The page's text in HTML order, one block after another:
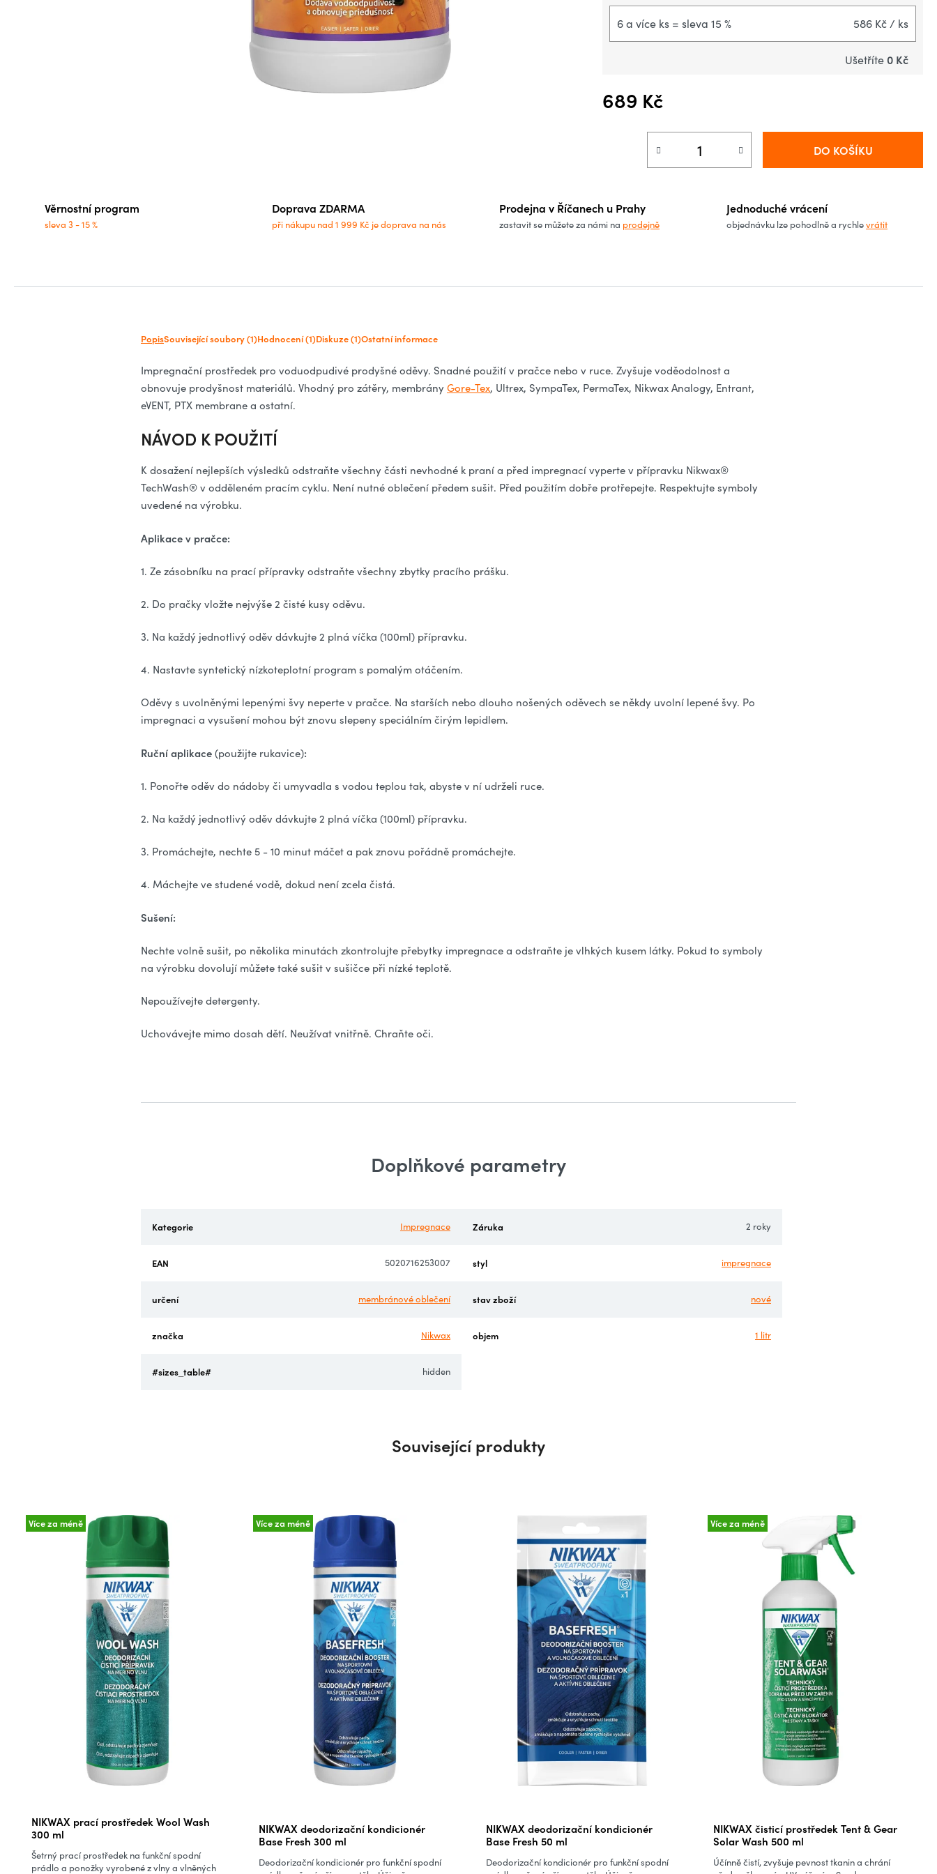
6 a více ks = sleva 15 % 586 Kč / ks
Ušetříte 0 Kč
689 Kč
DO KOŠÍKU
Věrnostní program
sleva 3 - 15 %
Doprava ZDARMA
při nákupu nad 1 999 Kč je doprava na nás
Prodejna v Říčanech u Prahy
zastavit se můžete za námi na prodejně
Jednoduché vrácení
objednávku lze pohodlně a rychlevrátit
PopisSouvisející soubory (1)Hodnocení (1)Diskuze (1)Ostatní informace
Impregnační prostředek pro voduodpudivé prodyšné oděvy. Snadné použití v pračce nebo v ruce. Zvyšuje voděodolnost a
obnovuje prodyšnost materiálů. Vhodný pro zátěry, membrány Gore-Tex, Ultrex, SympaTex, PermaTex, Nikwax Analogy, Entrant,
eVENT, PTX membrane a ostatní.
NÁVOD K POUŽITÍ
K dosažení nejlepších výsledků odstraňte všechny části nevhodné k praní a před impregnací vyperte v přípravku Nikwax®
TechWash® v odděleném pracím cyklu. Není nutné oblečení předem sušit. Před použitím dobře protřepejte. Respektujte symboly
uvedené na výrobku.
Aplikace v pračce:
1. Ze zásobníku na prací přípravky odstraňte všechny zbytky pracího prášku.
2. Do pračky vložte nejvýše 2 čisté kusy oděvu.
3. Na každý jednotlivý oděv dávkujte 2 plná víčka (100ml) přípravku.
4. Nastavte syntetický nízkoteplotní program s pomalým otáčením.
Oděvy s uvolněnými lepenými švy neperte v pračce. Na starších nebo dlouho nošených oděvech se někdy uvolní lepené švy. Po
impregnaci a vysušení mohou být znovu slepeny speciálním čirým lepidlem.
Ruční aplikace (použijte rukavice):
1. Ponořte oděv do nádoby či umyvadla s vodou teplou tak, abyste v ní udrželi ruce.
2. Na každý jednotlivý oděv dávkujte 2 plná víčka (100ml) přípravku.
3. Promáchejte, nechte 5 - 10 minut máčet a pak znovu pořádně promáchejte.
4. Máchejte ve studené vodě, dokud není zcela čistá.
Sušení:
Nechte volně sušit, po několika minutách zkontrolujte přebytky impregnace a odstraňte je vlhkých kusem látky. Pokud to symboly
na výrobku dovolují můžete také sušit v sušičce při nízké teplotě.
Nepoužívejte detergenty.
Uchovávejte mimo dosah dětí. Neužívat vnitřně. Chraňte oči.
Doplňkové parametry
Kategorie Impregnace Záruka 2 roky
EAN 5020716253007 styl impregnace
určení membránové oblečení stav zboží nové
značka Nikwax objem 1 litr
#sizes_table# hidden
Související produkty
Více za méně
NIKWAX prací prostředek Wool Wash
300 ml
Průměrné
hodnocení
produktu
je
Šetrný prací prostředek na funkční spodní
prádlo a ponožky vyrobené z vlny a vlněných
Více za méně
NIKWAX deodorizační kondicionér
Base Fresh 300 ml
Deodorizační kondicionér pro funkční spodní
NIKWAX deodorizační kondicionér
Base Fresh 50 ml
Deodorizační kondicionér pro funkční spodní
Více za méně
NIKWAX čisticí prostředek Tent & Gear
Solar Wash 500 ml
Účínně čistí, zvyšuje pevnost tkanin a chrání